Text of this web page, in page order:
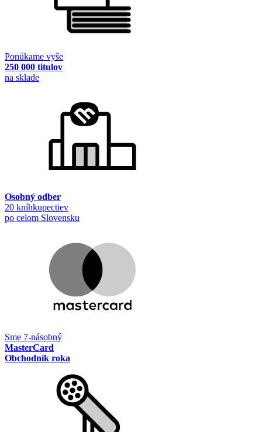
Ponúkame vyše
250 000 titulov
na sklade
Osobný odber
20 kníhkupectiev
po celom Slovensku
Sme 7-násobný
MasterCard
Obchodník roka